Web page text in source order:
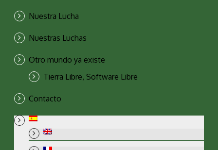
Nuestra Lucha
Nuestras Luchas
Otro mundo ya existe
Tierra Libre, Software Libre
Contacto